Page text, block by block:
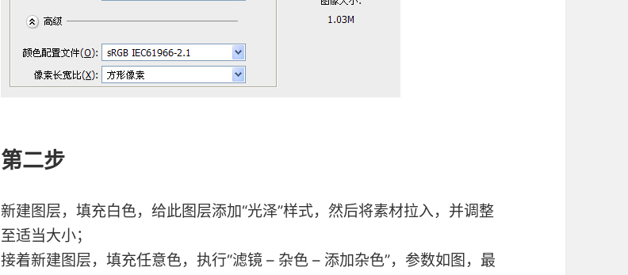
第二步
新建图层，填充白色，给此图层添加“光泽”样式，然后将素材拉入，并调整
至适当大小；
接着新建图层，填充任意色，执行“滤镜 – 杂色 – 添加杂色”，参数如图，最